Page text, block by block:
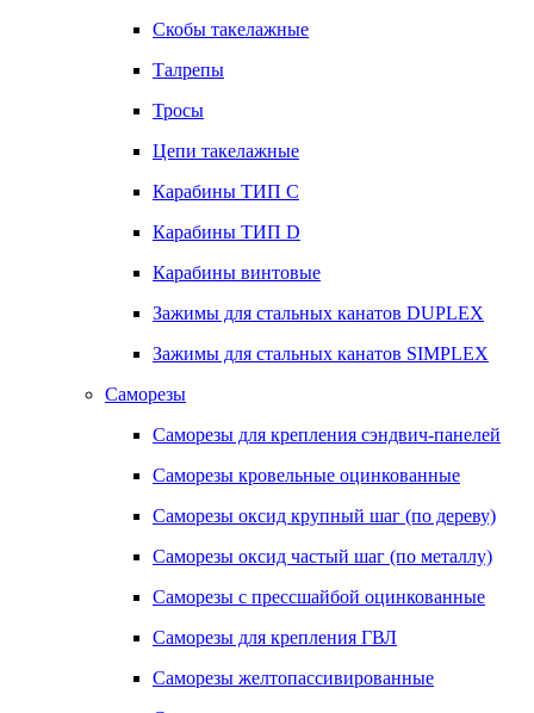
Скобы такелажные
Талрепы
Тросы
Цепи такелажные
Карабины ТИП C
Карабины ТИП D
Карабины винтовые
Зажимы для стальных канатов DUPLEX
Зажимы для стальных канатов SIMPLEX
Саморезы
Саморезы для крепления сэндвич-панелей
Саморезы кровельные оцинкованные
Саморезы оксид крупный шаг (по дереву)
Саморезы оксид частый шаг (по металлу)
Саморезы с прессшайбой оцинкованные
Саморезы для крепления ГВЛ
Саморезы желтопассивированные